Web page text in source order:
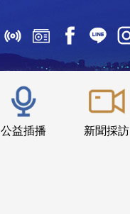
公益插播 新聞採訪